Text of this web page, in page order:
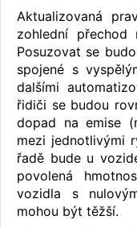
Aktualizovaná
zohlední přechod
Posuzovat se
spojené s
dalšími
řidiči se budou
dopad na emise
mezi jednotlivými
řadě bude u
povolená
vozidla s
mohou být těžší.